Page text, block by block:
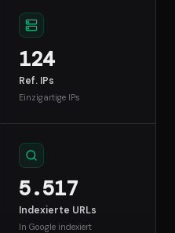
124
Ref. IPs
Einzigartige IPs
5.517
Indexierte URLs
In Google indexiert